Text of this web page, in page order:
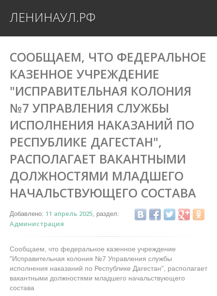
ЛЕНИНАУЛ.РФ
СООБЩАЕМ, ЧТО ФЕДЕРАЛЬНОЕ
КАЗЕННОЕ УЧРЕЖДЕНИЕ
"ИСПРАВИТЕЛЬНАЯ КОЛОНИЯ
№7 УПРАВЛЕНИЯ СЛУЖБЫ
ИСПОЛНЕНИЯ НАКАЗАНИЙ ПО
РЕСПУБЛИКЕ ДАГЕСТАН",
РАСПОЛАГАЕТ ВАКАНТНЫМИ
ДОЛЖНОСТЯМИ МЛАДШЕГО
НАЧАЛЬСТВУЮЩЕГО СОСТАВА
Добавлено: 11 апрель 2025, раздел:
Администрация
Сообщаем, что федеральное казенное учреждение
"Исправительная колония №7 Управления службы
исполнения наказаний по Республике Дагестан", располагает
вакантными должностями младшего начальствующего
состава